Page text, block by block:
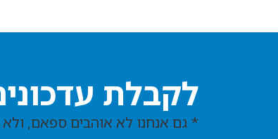
לקבלת
* גם אנחנו לא אוהבים ספאם, ולא